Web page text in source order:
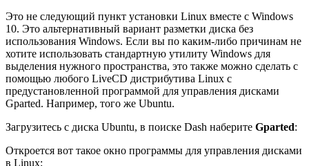
Это не следующий пункт установки Linux вместе с Windows
10. Это альтернативный вариант разметки диска без
использования Windows. Если вы по каким-либо причинам не
хотите использовать стандартную утилиту Windows для
выделения нужного пространства, это также можно сделать с
помощью любого LiveCD дистрибутива Linux с
предустановленной программой для управления дисками
Gparted. Например, того же Ubuntu.
Загрузитесь с диска Ubuntu, в поиске Dash наберите Gparted:
Откроется вот такое окно программы для управления дисками
в Linux: